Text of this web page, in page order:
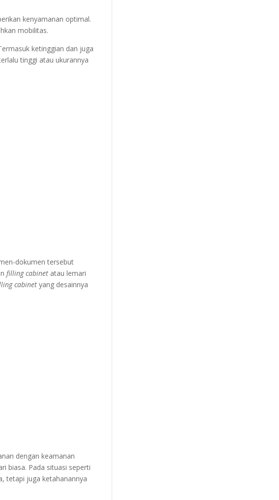
kenyamanan optimal.
mobilitas.
ketinggian dan juga
tinggi atau ukurannya
dokumen tersebut
filling cabinet atau lemari
cabinet yang desainnya
dengan keamanan
biasa. Pada situasi seperti
tetapi juga ketahanannya